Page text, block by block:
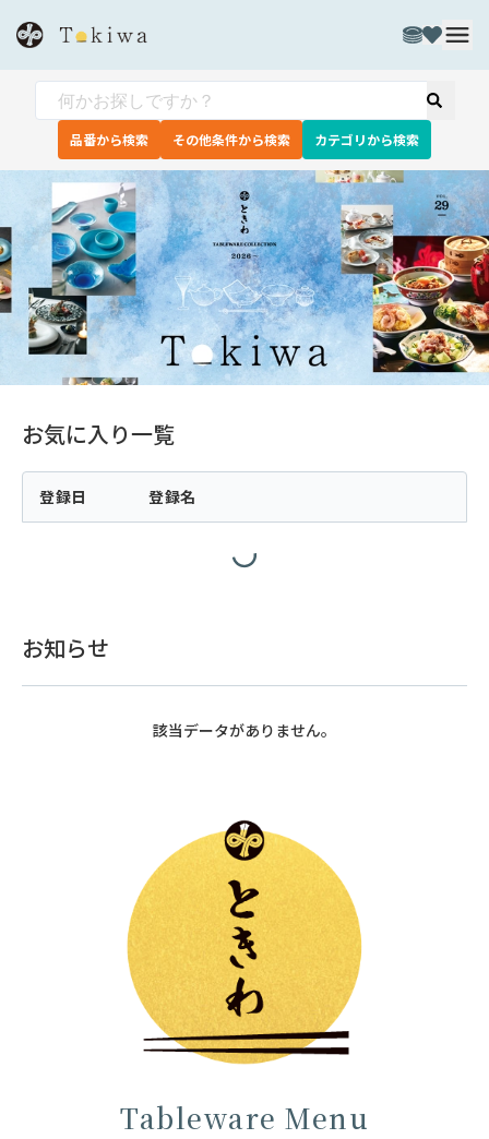
品番から検索 その他条件から検索 カテゴリから検索
お気に入り一覧
登録日 登録名
お知らせ
該当データがありません。
Tableware Menu